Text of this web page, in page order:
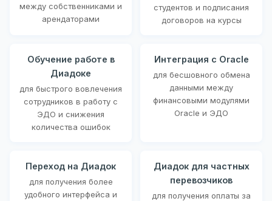
между собственниками и
арендаторами
студентов и подписания
договоров на курсы
Обучение работе в
Диадоке
для быстрого вовлечения
сотрудников в работу с
ЭДО и снижения
количества ошибок
Интеграция с Oracle
для бесшовного обмена
данными между
финансовыми модулями
Oracle и ЭДО
Переход на Диадок
для получения более
удобного интерфейса и
Диадок для частных
перевозчиков
для получения оплаты за